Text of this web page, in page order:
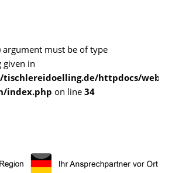
argument must be of type
in
httpdocs/web/
index.php on line34